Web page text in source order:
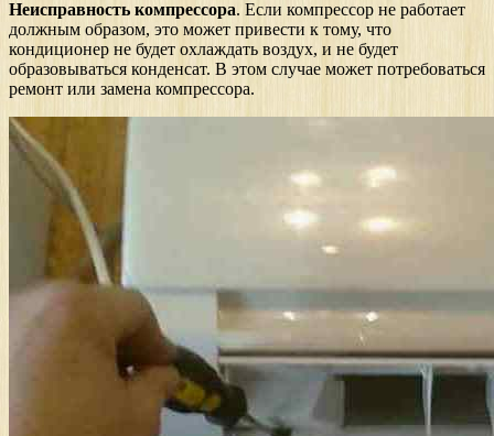
Неисправность компрессора. Если компрессор не работает
должным образом, это может привести к тому, что
кондиционер не будет охлаждать воздух, и не будет
образовываться конденсат. В этом случае может потребоваться
ремонт или замена компрессора.